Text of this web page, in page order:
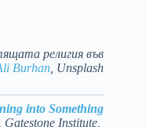
религия във
Burhan , Unsplash
into Something
Gatestone Institute,